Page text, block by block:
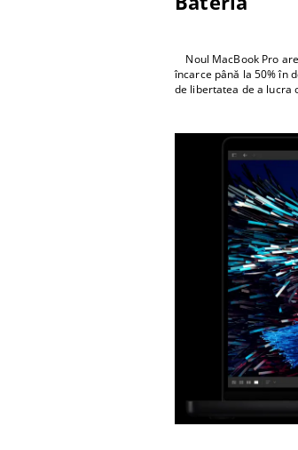
Noul MacBook Pro are
încarce până la 50% în
de libertatea de a lucra